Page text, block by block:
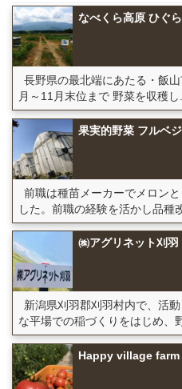
なべくら高原 ひぐ
長野県の最北端にあたる・飯
月～11月末位まで 野菜を収穫し...
果実的野菜 フルベ
前職は種苗メーカーでメロン
した。前職の経験を活かし品種
㈱アグリネット刈羽
新潟県刈羽郡刈羽村内で、活
な平場での稲づくりをはじめ、
Happy village farm